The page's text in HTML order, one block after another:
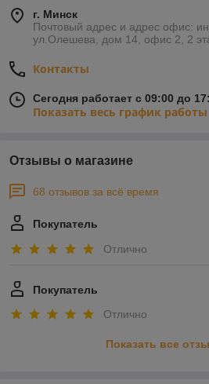
г. Минск
Почтовый адрес и адрес офис:
ул.Олешева, дом 14, офис 2, 2
Контакты
Сегодня работает с 09:00 до
Показать весь график работы
Отзывы о магазине
68 отзывов за всё время
Покупатель
Отлично
Покупатель
Отлично
Показать все